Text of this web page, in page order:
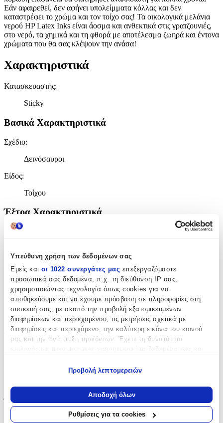
Υπεύθυνη χρήση των δεδομένων σας
Εμείς και οι 1022 συνεργάτες μας επεξεργαζόμαστε
προσωπικά σας δεδομένα, π.χ. τη διεύθυνση IP σας,
χρησιμοποιώντας τεχνολογία όπως cookies για να
αποθηκεύουμε και να έχουμε πρόσβαση σε πληροφορίες στη
συσκευή σας, με σκοπό την προβολή εξατομικευμένων
διαφημίσεων και περιεχομένου, τις μετρήσεις σχετικά με
διαφημίσεις και περιεχόμενο, την καλύτερη εικόνα του κοινού
μας και την ανάπτυξη προϊόντων. Έχετε τη δυνατότητα
Να συλλέξουμε πληροφορίες σχετικά με τη γεωγραφική
σας τοποθεσία, οι οποίες μπορεί να είναι ακριβείς σε
απόσταση μερικών μέτρων
Να αναγνωρίσουμε τη συσκευή σας σαρώνοντας ενεργά
Προβολή λεπτομερειών
Αποδοχή όλων
Ρυθμίσεις για τα cookies
Εάν αφαιρεθεί, δεν αφήνει υπολείμματα κόλλας και δεν
καταστρέφει το χρώμα και τον τοίχο σας! Τα οικολογικά μελάνια
νερού HP Latex Inks είναι άοσμα και ανθεκτικά στις γρατζουνιές,
στο νερό, τα χημικά και τη φθορά με αποτέλεσμα ζωηρά και έντονα
χρώματα που θα σας κλέψουν την ανάσα!
Χαρακτηριστικά
Κατασκευαστής:
Sticky
Βασικά Χαρακτηριστικά
Σχέδιο:
Δεινόσαυροι
Είδος:
Τοίχου
Έξτρα Χαρακτηριστικά
Αφρώδες
Βινυλίου
Ναι
Μπορντούρα:
Ναι
Φωσφοριζέ:
Ύψος